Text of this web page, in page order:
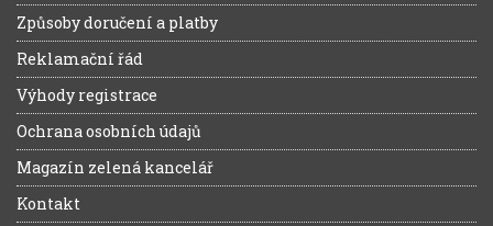
Způsoby doručení a platby
Reklamační řád
Výhody registrace
Ochrana osobních údajů
Magazín zelená kancelář
Kontakt